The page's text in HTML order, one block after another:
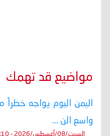
مواضيع قد تهمك
اليمن اليوم يواجه خطراً
واسع الن ...
السبت/08/أغسطس/2026 - 12:10 ص